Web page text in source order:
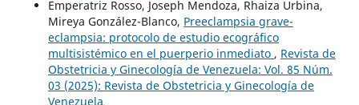
Emperatriz Rosso, Joseph Mendoza, Rhaiza Urbina,
Mireya González-Blanco, Preeclampsia grave-
eclampsia: protocolo de estudio ecográfico
multisistémico en el puerperio inmediato , Revista de
Obstetricia y Ginecología de Venezuela: Vol. 85 Núm.
03 (2025): Revista de Obstetricia y Ginecología de
Venezuela